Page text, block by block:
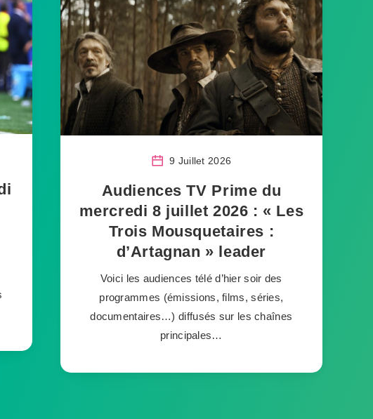
9 Juillet 2026
Audiences TV Prime du
mercredi 8 juillet 2026 : « Les
Trois Mousquetaires :
d’Artagnan » leader
Voici les audiences télé d’hier soir des
programmes (émissions, films, séries,
documentaires…) diffusés sur les chaînes
principales…